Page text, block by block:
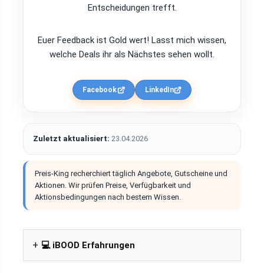
Entscheidungen trefft.
Euer Feedback ist Gold wert! Lasst mich wissen,
welche Deals ihr als Nächstes sehen wollt.
Facebook LinkedIn
Zuletzt aktualisiert: 23.04.2026
Preis-King recherchiert täglich Angebote, Gutscheine und
Aktionen. Wir prüfen Preise, Verfügbarkeit und
Aktionsbedingungen nach bestem Wissen.
💻 iBOOD Erfahrungen